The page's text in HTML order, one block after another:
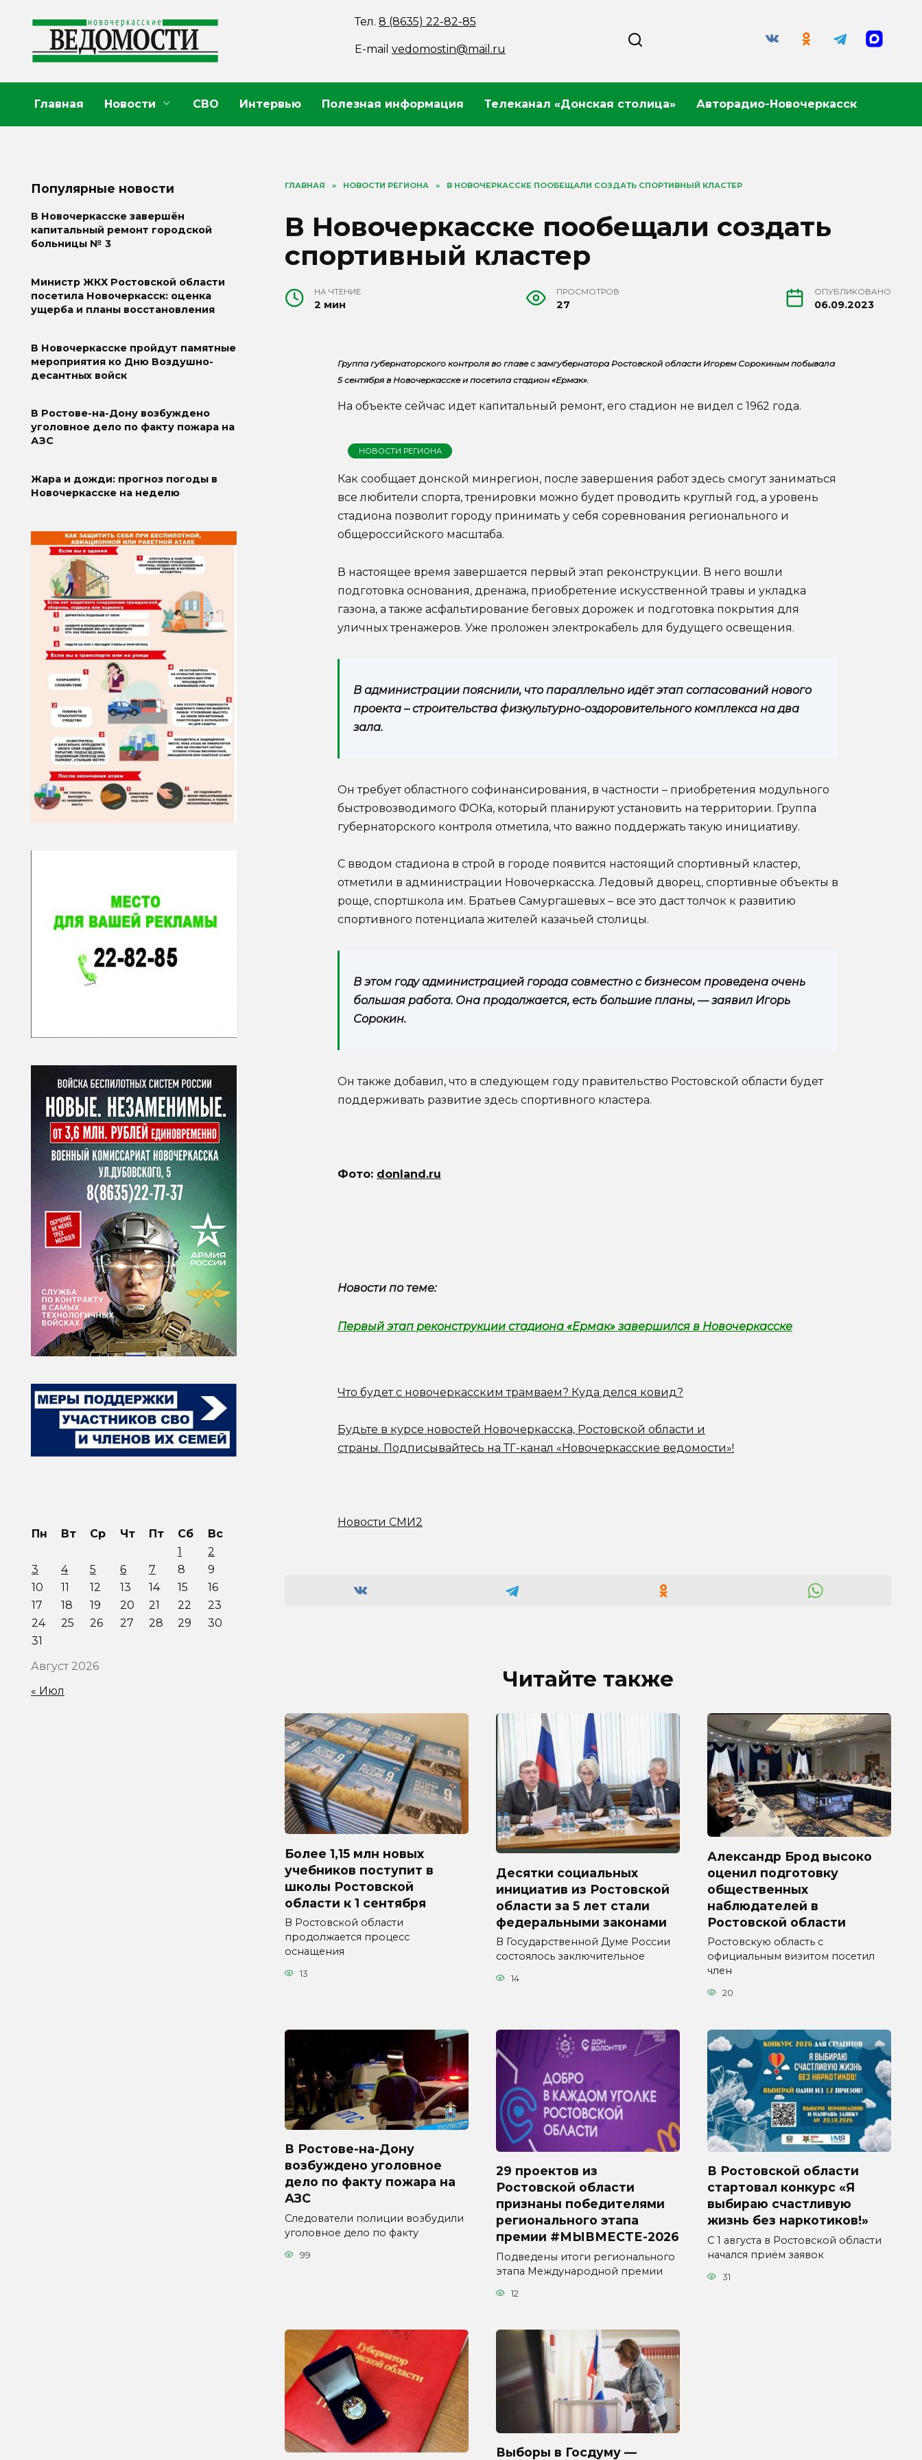
содержанию
Тел.8 (8635) 22-82-85
E-mailvedomostin@mail.ru
Главная Новости СВО Интервью Полезная информация Телеканал «Донская столица» Авторадио-Новочеркасск
ГЛАВНАЯ » НОВОСТИ РЕГИОНА » В НОВОЧЕРКАССКЕ ПООБЕЩАЛИ СОЗДАТЬ СПОРТИВНЫЙ КЛАСТЕР
В Новочеркасске пообещали создать
спортивный кластер
НА ЧТЕНИЕ
2 мин
ПРОСМОТРОВ
27
ОПУБЛИКОВАНО
06.09.2023
Группа губернаторского контроля во главе с замгубернатора Ростовской области Игорем Сорокиным побывала
5 сентября в Новочеркасске и посетила стадион «Ермак».
На объекте сейчас идет капитальный ремонт, его стадион не видел с 1962 года.
НОВОСТИ РЕГИОНА
Как сообщает донской минрегион, после завершения работ здесь смогут заниматься
все любители спорта, тренировки можно будет проводить круглый год, а уровень
стадиона позволит городу принимать у себя соревнования регионального и
общероссийского масштаба.
В настоящее время завершается первый этап реконструкции. В него вошли
подготовка основания, дренажа, приобретение искусственной травы и укладка
газона, а также асфальтирование беговых дорожек и подготовка покрытия для
уличных тренажеров. Уже проложен электрокабель для будущего освещения.
В администрации пояснили, что параллельно идёт этап согласований нового
проекта – строительства физкультурно-оздоровительного комплекса на два
зала.
Он требует областного софинансирования, в частности – приобретения модульного
быстровозводимого ФОКа, который планируют установить на территории. Группа
губернаторского контроля отметила, что важно поддержать такую инициативу.
С вводом стадиона в строй в городе появится настоящий спортивный кластер,
отметили в администрации Новочеркасска. Ледовый дворец, спортивные объекты в
роще, спортшкола им. Братьев Самургашевых – все это даст толчок к развитию
спортивного потенциала жителей казачьей столицы.
В этом году администрацией города совместно с бизнесом проведена очень
большая работа. Она продолжается, есть большие планы, — заявил Игорь
Сорокин.
Он также добавил, что в следующем году правительство Ростовской области будет
поддерживать развитие здесь спортивного кластера.
Фото: donland.ru
Новости по теме:
Первый этап реконструкции стадиона «Ермак» завершился в Новочеркасске
Что будет с новочеркасским трамваем? Куда делся ковид?
Будьте в курсе новостей Новочеркасска, Ростовской области и
страны. Подписывайтесь на ТГ-канал «Новочеркасские ведомости»!
Новости СМИ2
Читайте также
Более 1,15 млн новых
учебников поступит в
школы Ростовской
области к 1 сентября
В Ростовской области
продолжается процесс
оснащения
13
Десятки социальных
инициатив из Ростовской
области за 5 лет стали
федеральными законами
В Государственной Думе России
состоялось заключительное
14
Александр Брод высоко
оценил подготовку
общественных
наблюдателей в
Ростовской области
Ростовскую область с
официальным визитом посетил
член
20
В Ростове-на-Дону
возбуждено уголовное
дело по факту пожара на
АЗС
Следователи полиции возбудили
уголовное дело по факту
99
29 проектов из
Ростовской области
признаны победителями
регионального этапа
премии #МЫВМЕСТЕ-2026
Подведены итоги регионального
этапа Международной премии
12
В Ростовской области
стартовал конкурс «Я
выбираю счастливую
жизнь без наркотиков!»
С 1 августа в Ростовской области
начался приём заявок
31
Выборы в Госдуму —
Популярные новости
В Новочеркасске завершён
капитальный ремонт городской
больницы № 3
Министр ЖКХ Ростовской области
посетила Новочеркасск: оценка
ущерба и планы восстановления
В Новочеркасске пройдут памятные
мероприятия ко Дню Воздушно-
десантных войск
В Ростове-на-Дону возбуждено
уголовное дело по факту пожара на
АЗС
Жара и дожди: прогноз погоды в
Новочеркасске на неделю
Август 2026
Пн Вт Ср Чт Пт Сб
Вс
1
2
3
4 5 6 7 8
9
10
11 12 13 14 15
16
17
18 19 20 21 22
23
24
25 26 27 28 29
30
31
« Июл